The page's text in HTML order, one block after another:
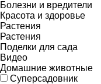
Болезни и вредители
Красота и здоровье
Растения
Растения
Поделки для сада
Видео
Домашние животные
Суперсадовник